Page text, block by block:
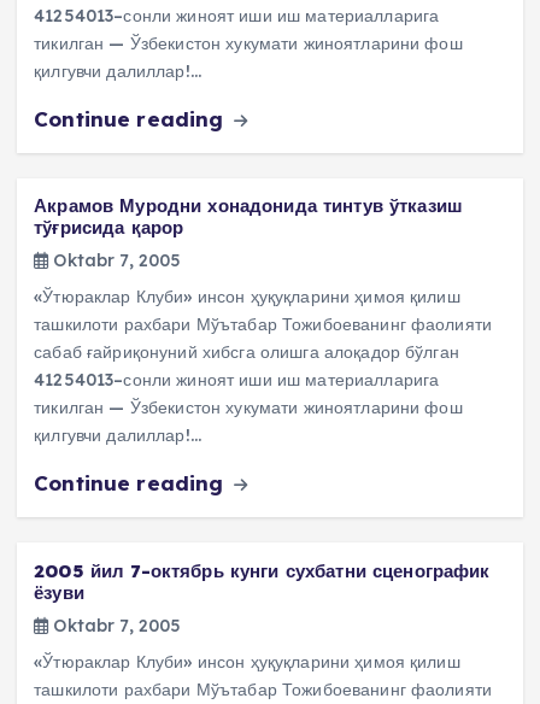
41254013–сонли жиноят иши иш материалларига
тикилган — Ўзбекистон хукумати жиноятларини фош
қилгувчи далиллар!…
Continue reading
Акрамов Муродни хонадонида тинтув ўтказиш
тўғрисида қарор
Oktabr 7, 2005
«Ўтюраклар Клуби» инсон ҳуқуқларини ҳимоя қилиш
ташкилоти рахбари Мўътабар Тожибоеванинг фаолияти
сабаб ғайриқонуний хибсга олишга алоқадор бўлган
41254013–сонли жиноят иши иш материалларига
тикилган — Ўзбекистон хукумати жиноятларини фош
қилгувчи далиллар!…
Continue reading
2005 йил 7-октябрь кунги сухбатни сценографик
ёзуви
Oktabr 7, 2005
«Ўтюраклар Клуби» инсон ҳуқуқларини ҳимоя қилиш
ташкилоти рахбари Мўътабар Тожибоеванинг фаолияти